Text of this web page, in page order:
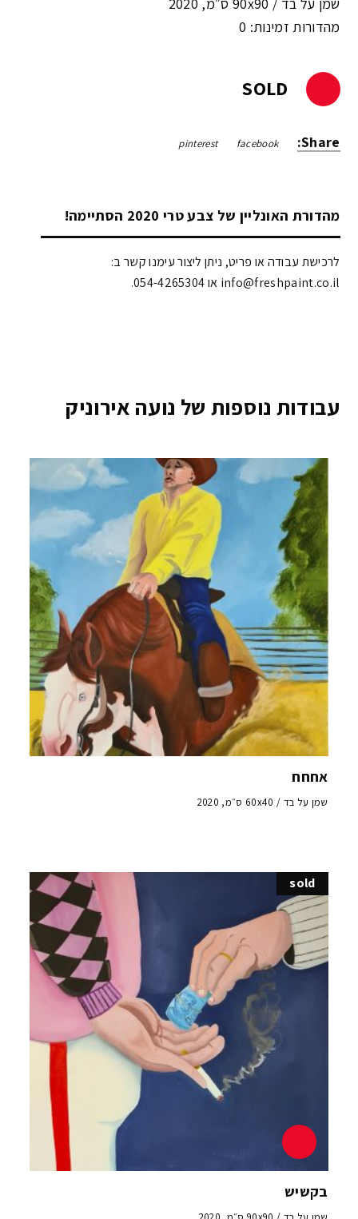
שמן על בד / 90x90 ס״מ ,
מהדורות זמינות: 0
SOLD
Share:
facebook
pinterest
מהדורת האונליין של צבע טרי 2020 הסתיימה!
לרכישת עבודה או פריט, ניתן ליצור עימנו קשר ב:
info@freshpaint.co.il‏ או 054-4265304.
עבודות נוספות של נועה אירוניק
אחחח
שמן על בד / 60x40 ס״מ, 2020
sold
בקשיש